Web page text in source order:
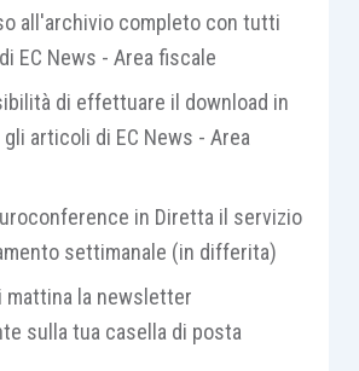
dal lavoratore impatriato, in
requisisti di cui all’articolo 5,
lett. a), D.L. 34/2019
che
la detassazionedel reddito in
in ipotesi di
versamento del 5
, ricorrendo i requisisti di cui
detassazionedel reddito in
per cento.
all'archivio completo con tutti
EC News - Area fiscale
di effettuare il download in
articoli di EC News - Area
in Diretta il servizio
settimanale (in differita)
mattina la newsletter
sulla tua casella di posta